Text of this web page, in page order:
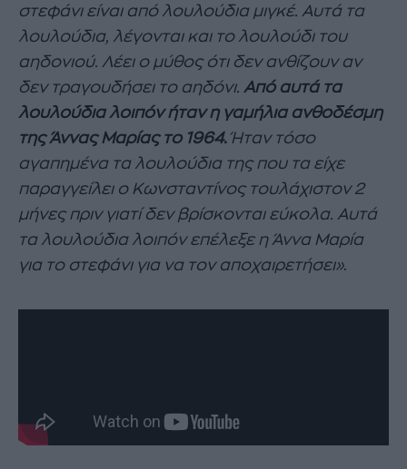
στεφάνι είναι από λουλούδια μιγκέ. Αυτά τα
λουλούδια, λέγονται και το λουλούδι του
αηδονιού. Λέει ο μύθος ότι δεν ανθίζουν αν
δεν τραγουδήσει το αηδόνι. Από αυτά τα
λουλούδια λοιπόν ήταν η γαμήλια ανθοδέσμη
της Άννας Μαρίας το 1964.Ήταν τόσο
αγαπημένα τα λουλούδια της που τα είχε
παραγγείλει ο Κωνσταντίνος τουλάχιστον 2
μήνες πριν γιατί δεν βρίσκονται εύκολα. Αυτά
τα λουλούδια λοιπόν επέλεξε η Άννα Μαρία
για το στεφάνι για να τον αποχαιρετήσει».